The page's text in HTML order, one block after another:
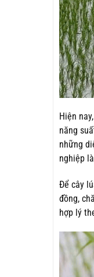
Hiện
năng
những
nghiệp
Để cây
đồng,
hợp lý